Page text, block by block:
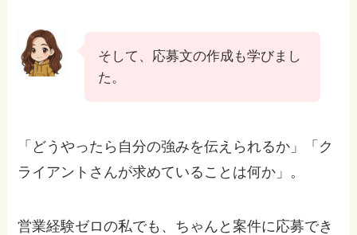
そして、応募文の作成も学びまし
た。
「どうやったら自分の強みを伝えられるか」「ク
ライアントさんが求めていることは何か」。
営業経験ゼロの私でも、ちゃんと案件に応募でき